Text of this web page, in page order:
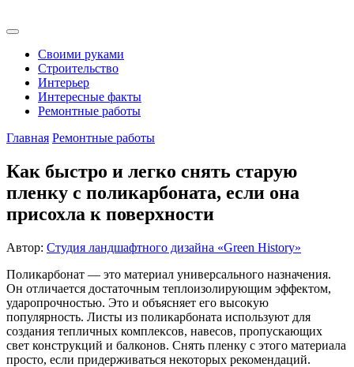
Своими руками
Строительство
Интерьер
Интересные факты
Ремонтные работы
Главная Ремонтные работы
Как быстро и легко снять старую
пленку с поликарбоната, если она
присохла к поверхности
Автор: Студия ландшафтного дизайна «Green History»
Поликарбонат — это материал универсального назначения.
Он отличается достаточным теплоизолирующим эффектом,
ударопрочностью. Это и объясняет его высокую
популярность. Листы из поликарбоната используют для
создания тепличных комплексов, навесов, пропускающих
свет конструкций и балконов. Снять пленку с этого материала
просто, если придерживаться некоторых рекомендаций.